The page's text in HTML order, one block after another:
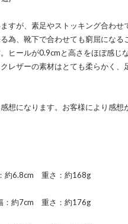
すが、素足やストッキング合わせ
為、靴下で合わせても窮屈になる
ヒールが0.9cmと高さをほぼ感じ
レザーの素材はとても柔らかく、
想になります。お客様により感想
約6.8cm 重さ：約168g
：約7cm 重さ：約176g